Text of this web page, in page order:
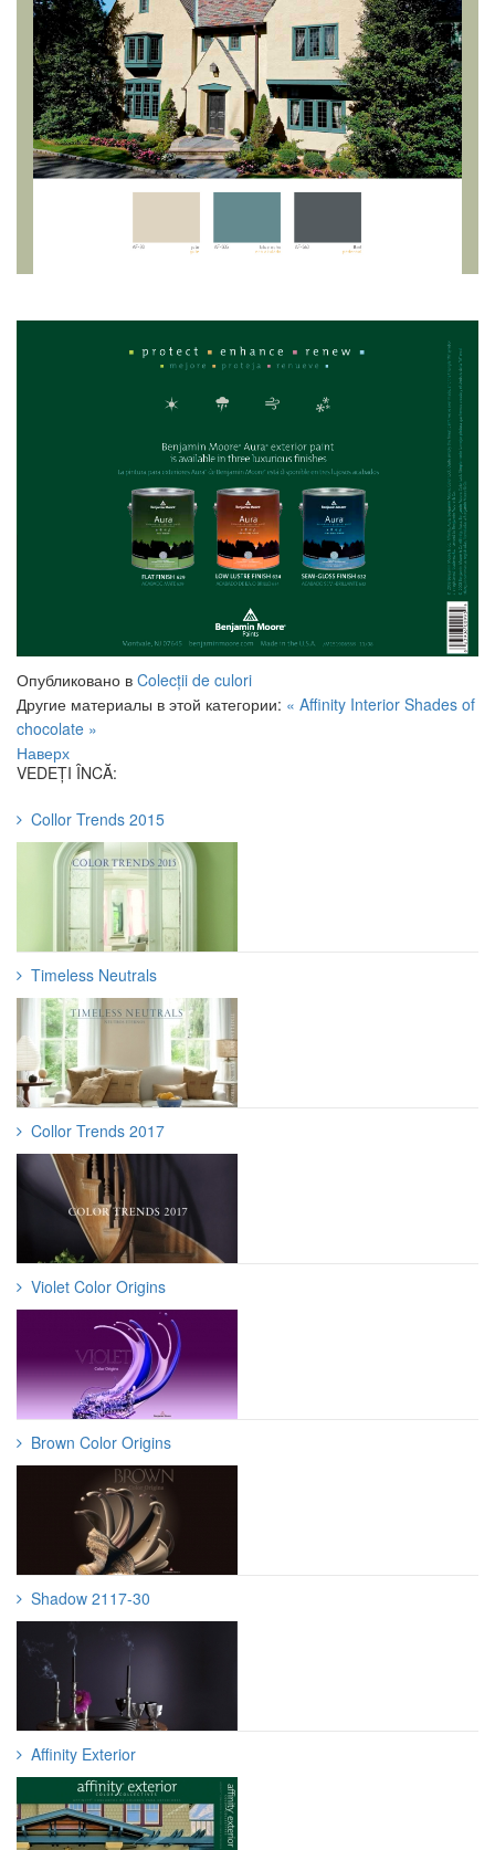
Опубликовано в Colecții de culori
Другие материалы в этой категории: « Affinity Interior Shades of
chocolate »
Наверх
VEDEȚI ÎNCĂ:
Collor Trends 2015
Timeless Neutrals
Collor Trends 2017
Violet Color Origins
Brown Color Origins
Shadow 2117-30
Affinity Exterior